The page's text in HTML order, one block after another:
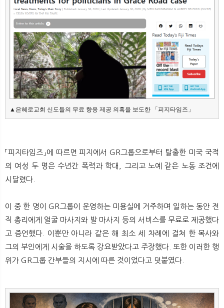
▲은혜로교회 신도들의 무료 향응 제공 의혹을 보도한 「피지타임즈」
「피지타임즈」에 따르면 피지에서 GR그룹으로부터 탈출한 미국 국적
의 여성 두 명은 수년간 폭력과 학대, 그리고 노예 같은 노동 조건에
시달렸다.
이 중 한 명이 GR그룹이 운영하는 미용실에 거주하며 일하는 동안 전
직 총리에게 얼굴 마사지와 발 마사지 등의 서비스를 무료로 제공했다
고 증언했다. 이뿐만 아니라 같은 해 최소 세 차례에 걸쳐 한 목사와
그의 부인에게 시술을 하도록 강요받았다고 주장했다. 또한 이러한 행
위가 GR그룹 간부들의 지시에 따른 것이었다고 덧붙였다.